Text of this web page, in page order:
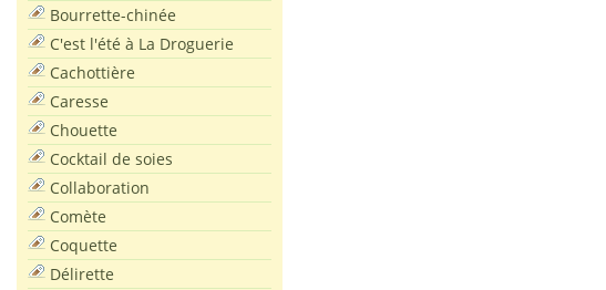
Bourrette-chinée
C'est l'été à La Droguerie
Cachottière
Caresse
Chouette
Cocktail de soies
Collaboration
Comète
Coquette
Délirette